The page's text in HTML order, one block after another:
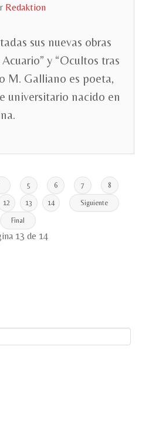
Redaktion
sus nuevas obras
y “Ocultos tras
M. Galliano es poeta,
universitario nacido en
5 6 7 8
12 13 14 Siguiente
Final
13 de 14